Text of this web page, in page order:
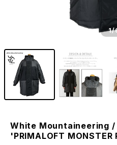
1/
White Mountaineering /
'PRIMALOFT MONSTER